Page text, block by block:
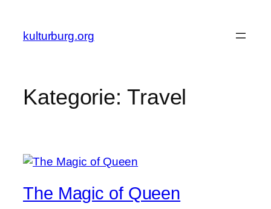
springen
kulturburg.org
Kategorie: Travel
The Magic of Queen